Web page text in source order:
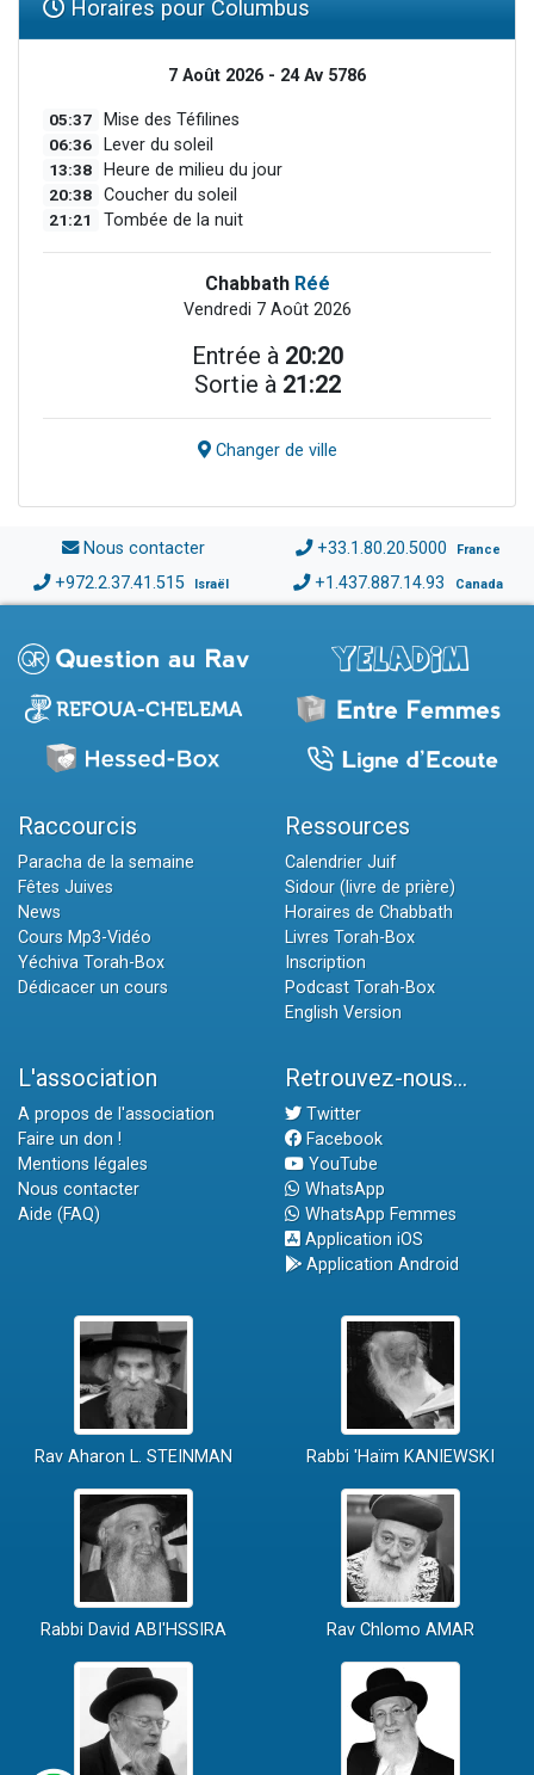
Horaires pour Columbus
7 Août 2026 - 24 Av 5786
05:37 Mise des Téfilines
06:36 Lever du soleil
13:38 Heure de milieu du jour
20:38 Coucher du soleil
21:21 Tombée de la nuit
Chabbath Réé
Vendredi 7 Août 2026
Entrée à 20:20
Sortie à 21:22
Changer de ville
Nous contacter +33.1.80.20.5000 France
+972.2.37.41.515 Israël +1.437.887.14.93 Canada
Raccourcis
Paracha de la semaine
Fêtes Juives
News
Cours Mp3-Vidéo
Yéchiva Torah-Box
Dédicacer un cours
Ressources
Calendrier Juif
Sidour (livre de prière)
Horaires de Chabbath
Livres Torah-Box
Inscription
Podcast Torah-Box
English Version
L'association
A propos de l'association
Faire un don !
Mentions légales
Nous contacter
Aide (FAQ)
Retrouvez-nous...
Twitter
Facebook
YouTube
WhatsApp
WhatsApp Femmes
Application iOS
Application Android
Rav Aharon L. STEINMAN Rabbi 'Haïm KANIEWSKI
Rabbi David ABI'HSSIRA Rav Chlomo AMAR